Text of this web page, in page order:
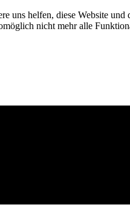
uns helfen, diese Website
nicht mehr alle